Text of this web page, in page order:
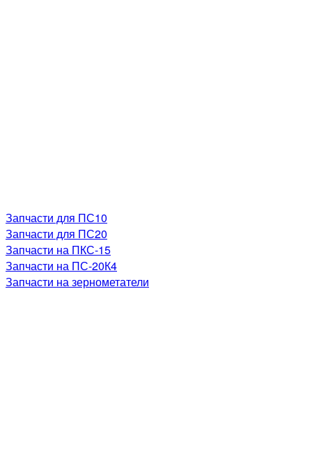
Запчасти для ПС10
Запчасти для ПС20
Запчасти на ПКС-15
Запчасти на ПС-20К4
Запчасти на зернометатели